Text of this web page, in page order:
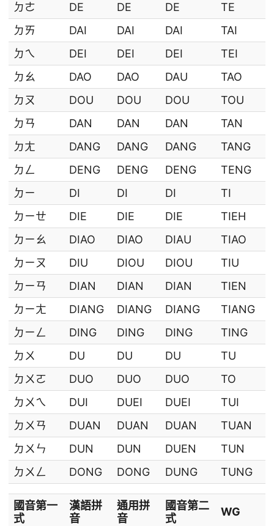
ㄉㄜ
DE DE DE
TE
ㄉㄞ
DAI DAI DAI
TAI
ㄉㄟ
DEI DEI DEI
TEI
ㄉㄠ
DAO DAO DAU
TAO
ㄉㄡ
DOU DOU DOU
TOU
ㄉㄢ
DAN DAN DAN
TAN
ㄉㄤ
DANG DANG DANG
TANG
ㄉㄥ
DENG DENG DENG
TENG
ㄉㄧ
DI DI DI
TI
ㄉㄧㄝ
DIE DIE DIE
TIEH
ㄉㄧㄠ
DIAO DIAO DIAU
TIAO
ㄉㄧㄡ
DIU DIOU DIOU
TIU
ㄉㄧㄢ
DIAN DIAN DIAN
TIEN
ㄉㄧㄤ
DIANG DIANG DIANG
TIANG
ㄉㄧㄥ
DING DING DING
TING
ㄉㄨ
DU DU DU
TU
ㄉㄨㄛ
DUO DUO DUO
TO
ㄉㄨㄟ
DUI DUEI DUEI
TUI
ㄉㄨㄢ
DUAN DUAN DUAN
TUAN
ㄉㄨㄣ
DUN DUN DUEN
TUN
ㄉㄨㄥ
DONG DONG DUNG TUNG
國音第一
式
漢語拼
音
通用拼
音
國音第二
式
WG